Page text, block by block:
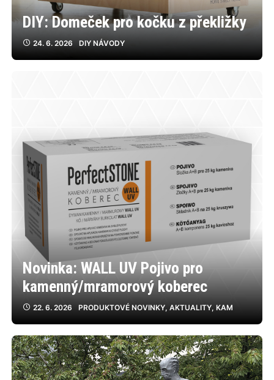
DIY: Domeček pro kočku z překližky
24. 6. 2026 DIY NÁVODY
Novinka: WALL UV Pojivo pro
kamenný/mramorový koberec
22. 6. 2026 PRODUKTOVÉ NOVINKY, AKTUALITY, KAM